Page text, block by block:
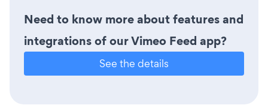
Need to know more about features and
integrations of our Vimeo Feed app?
See the details